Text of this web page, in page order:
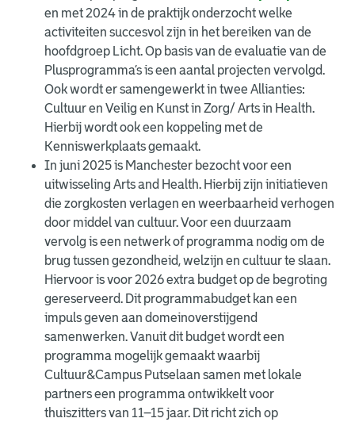
en met 2024 in de praktijk onderzocht welke
activiteiten succesvol zijn in het bereiken van de
hoofdgroep Licht. Op basis van de evaluatie van de
Plusprogramma’s is een aantal projecten vervolgd.
Ook wordt er samengewerkt in twee Allianties:
Cultuur en Veilig en Kunst in Zorg/ Arts in Health.
Hierbij wordt ook een koppeling met de
Kenniswerkplaats gemaakt.
In juni 2025 is Manchester bezocht voor een
uitwisseling Arts and Health. Hierbij zijn initiatieven
die zorgkosten verlagen en weerbaarheid verhogen
door middel van cultuur. Voor een duurzaam
vervolg is een netwerk of programma nodig om de
brug tussen gezondheid, welzijn en cultuur te slaan.
Hiervoor is voor 2026 extra budget op de begroting
gereserveerd. Dit programmabudget kan een
impuls geven aan domeinoverstijgend
samenwerken. Vanuit dit budget wordt een
programma mogelijk gemaakt waarbij
Cultuur&Campus Putselaan samen met lokale
partners een programma ontwikkelt voor
thuiszitters van 11–15 jaar. Dit richt zich op